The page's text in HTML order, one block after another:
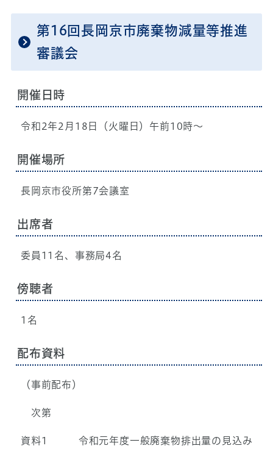
第16回長岡京市廃棄物減量等推進
審議会
開催日時
令和2年2月18日（火曜日）午前10時～
開催場所
長岡京市役所第7会議室
出席者
委員11名、事務局4名
傍聴者
1名
配布資料
（事前配布）
次第
資料1 令和元年度一般廃棄物排出量の見込み